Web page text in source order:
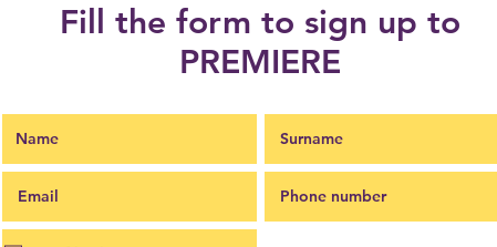
Fill the form to sign up to
PREMIERE